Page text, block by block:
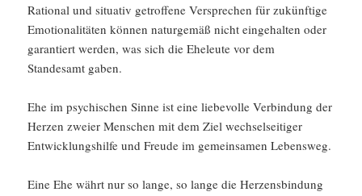
Rational und situativ getroffene Versprechen für zukünftige
Emotionalitäten können naturgemäß nicht eingehalten oder
garantiert werden, was sich die Eheleute vor dem
Standesamt gaben.
Ehe im psychischen Sinne ist eine liebevolle Verbindung der
Herzen zweier Menschen mit dem Ziel wechselseitiger
Entwicklungshilfe und Freude im gemeinsamen Lebensweg.
Eine Ehe währt nur so lange, so lange die Herzensbindung